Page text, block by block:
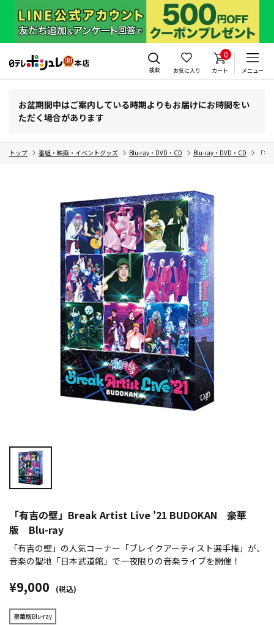
検索 お気に入り
0
カート メニュー
お盆期間中はご案内している時期よりもお届けにお時間をい
ただく場合があります
トップ 番組・映画・イベントグッズ Blu-ray・DVD・CD Blu-ray・DVD・CD 「
「有吉の壁」Break Artist Live '21 BUDOKAN 豪華
版 Blu-ray
「有吉の壁」の人気コーナー「ブレイクアーティスト選手権」が、
音楽の聖地「日本武道館」で一夜限りの音楽ライブを開催！
¥9,000 (税込)
豪華版Blu-ray